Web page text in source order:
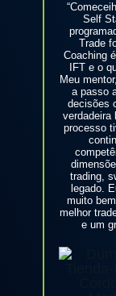
Self
Trade
Coaching
IFT e o
Meu
a passo
decisões
verdadeira
processo
trading,
legado.
muito
melhor
e um